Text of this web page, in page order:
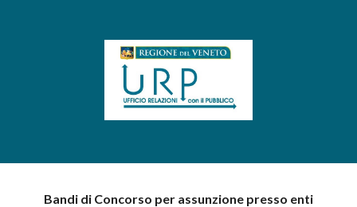
Bandi di Concorso per assunzione presso enti